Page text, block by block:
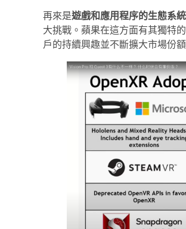
再來是遊戲和應用程序的生態系統
大挑戰。蘋果在這方面有其獨特
戶的持續興趣並不斷擴大市場份